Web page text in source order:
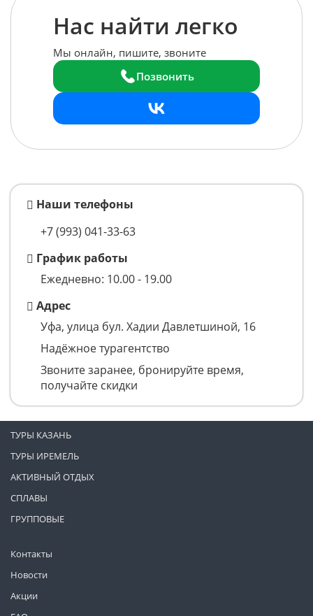
Нас найти легко
Мы онлайн, пишите, звоните
Позвонить
Наши телефоны
+7 (993) 041-33-63
График работы
Ежедневно: 10.00 - 19.00
Адрес
Уфа, улица бул. Хадии Давлетшиной, 16
Надёжное турагентство
Звоните заранее, бронируйте время,
получайте скидки
Контакты
Новости
Акции
ТУРЫ КАЗАНЬ
ТУРЫ ИРЕМЕЛЬ
АКТИВНЫЙ ОТДЫХ
СПЛАВЫ
ГРУППОВЫЕ